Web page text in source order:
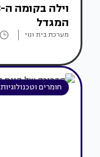
המגדל
מערכת בית ונוי
חומרים וטכנולוגיות